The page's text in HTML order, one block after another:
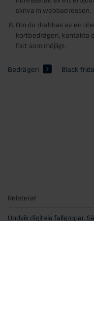
skriva in webbadressen.
Om du drabbas av en
kortbedrägeri, kontakta
fort som möjligt.
Bedrägeri Black
Relaterat
Undvik digitala fallgropar.